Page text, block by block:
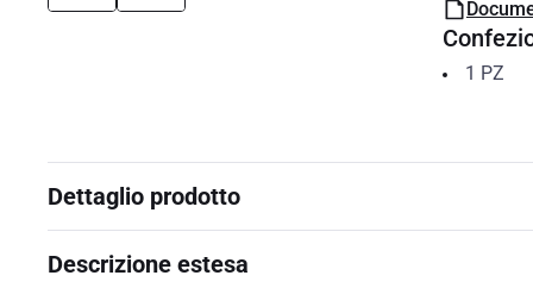
1 PZ
Dettaglio prodotto
Descrizione estesa